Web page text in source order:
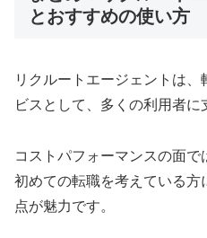
とおすすめの使い方
リクルートエージェントは
ビスとして、多くの利用者に
コストパフォーマンスの面で
初めての転職を考えている方
点が魅力です。